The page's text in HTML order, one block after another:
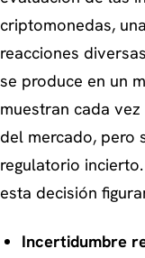
criptomonedas,
reacciones
se produce en un
muestran cada
del mercado, pero
regulatorio
esta decisión
Incertidumbre